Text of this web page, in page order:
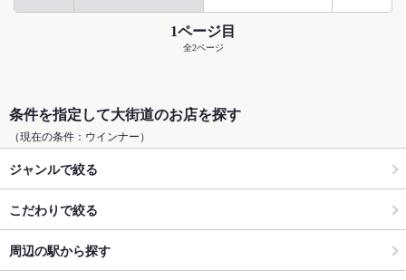
1ページ目
全2ページ
条件を指定して大街道のお店を探す
（現在の条件：ウインナー）
ジャンルで絞る
こだわりで絞る
周辺の駅から探す